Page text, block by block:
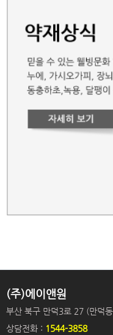
(주)에이앤원
부산 북구 만덕3로 27 (만덕
상담전화 : 1544-3858